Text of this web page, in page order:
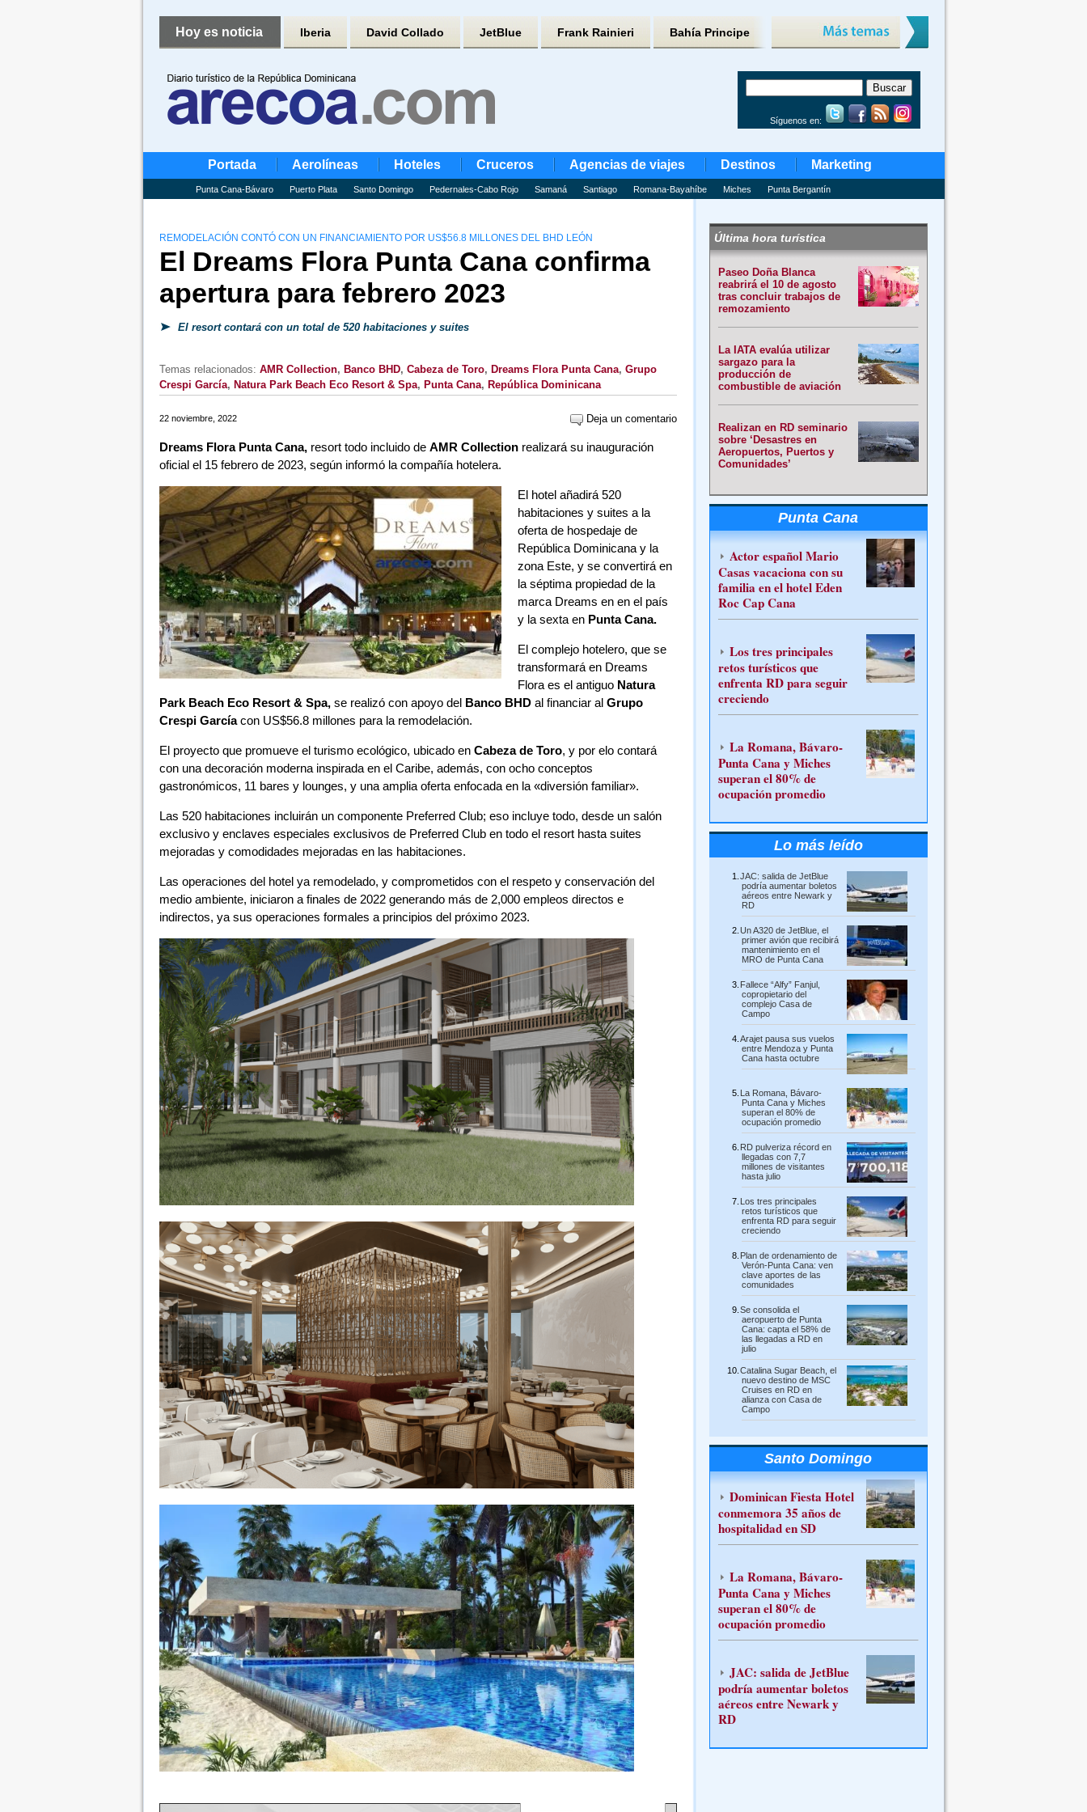
Hoy es noticia Iberia David Collado JetBlue Frank Rainieri Bahía Principe
Síguenos en:
Portada Aerolíneas Hoteles Cruceros Agencias de viajes Destinos Marketing
Punta Cana-Bávaro Puerto Plata Santo Domingo Pedernales-Cabo Rojo Samaná Santiago Romana-Bayahíbe Miches Punta Bergantín
REMODELACIÓN CONTÓ CON UN FINANCIAMIENTO POR US$56.8 MILLONES DEL BHD LEÓN
El Dreams Flora Punta Cana confirma
apertura para febrero 2023
El resort contará con un total de 520 habitaciones y suites
Temas relacionados: AMR Collection, Banco BHD, Cabeza de Toro, Dreams Flora Punta Cana, Grupo
Crespi García, Natura Park Beach Eco Resort & Spa, Punta Cana, República Dominicana
22 noviembre, 2022 Deja un comentario
Dreams Flora Punta Cana,resort todo incluido de AMR Collectionrealizará su inauguración
oficial el 15 febrero de 2023, según informó la compañía hotelera.
El hotel añadirá 520
habitaciones y suites a la
oferta de hospedaje de
República Dominicana y la
zona Este, y se convertirá en
la séptima propiedad de la
marca Dreams en en el país
y la sexta en Punta Cana.
El complejo hotelero, que se
transformará en Dreams
Flora es el antiguo Natura
Park Beach Eco Resort & Spa,se realizó con apoyo del Banco BHDal financiar al Grupo
Crespi Garcíacon US$56.8 millones para la remodelación.
El proyecto que promueve el turismo ecológico, ubicado en Cabeza de Toro, y por elo contará
con una decoración moderna inspirada en el Caribe, además, con ocho conceptos
gastronómicos, 11 bares y lounges, y una amplia oferta enfocada en la «diversión familiar».
Las 520 habitaciones incluirán un componente Preferred Club; eso incluye todo, desde un salón
exclusivo y enclaves especiales exclusivos de Preferred Club en todo el resort hasta suites
mejoradas y comodidades mejoradas en las habitaciones.
Las operaciones del hotel ya remodelado, y comprometidos con el respeto y conservación del
medio ambiente, iniciaron a finales de 2022 generando más de 2,000 empleos directos e
indirectos, ya sus operaciones formales a principios del próximo 2023.
Última hora turística
Paseo Doña Blanca
reabrirá el 10 de agosto
tras concluir trabajos de
remozamiento
La IATA evalúa utilizar
sargazo para la
producción de
combustible de aviación
Realizan en RD seminario
sobre ‘Desastres en
Aeropuertos, Puertos y
Comunidades’
Punta Cana
Actor español Mario
Casas vacaciona con su
familia en el hotel Eden
Roc Cap Cana
Los tres principales
retos turísticos que
enfrenta RD para seguir
creciendo
La Romana, Bávaro-
Punta Cana y Miches
superan el 80% de
ocupación promedio
Lo más leído
JAC: salida de JetBlue
podría aumentar boletos
aéreos entre Newark y
RD
Un A320 de JetBlue, el
primer avión que recibirá
mantenimiento en el
MRO de Punta Cana
Fallece “Alfy” Fanjul,
copropietario del
complejo Casa de
Campo
Arajet pausa sus vuelos
entre Mendoza y Punta
Cana hasta octubre
La Romana, Bávaro-
Punta Cana y Miches
superan el 80% de
ocupación promedio
RD pulveriza récord en
llegadas con 7,7
millones de visitantes
hasta julio
Los tres principales
retos turísticos que
enfrenta RD para seguir
creciendo
Plan de ordenamiento de
Verón-Punta Cana: ven
clave aportes de las
comunidades
Se consolida el
aeropuerto de Punta
Cana: capta el 58% de
las llegadas a RD en
julio
Catalina Sugar Beach, el
nuevo destino de MSC
Cruises en RD en
alianza con Casa de
Campo
Santo Domingo
Dominican Fiesta Hotel
conmemora 35 años de
hospitalidad en SD
La Romana, Bávaro-
Punta Cana y Miches
superan el 80% de
ocupación promedio
JAC: salida de JetBlue
podría aumentar boletos
aéreos entre Newark y
RD